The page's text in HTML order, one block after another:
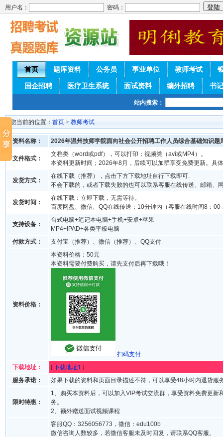
用户名： 密码：
首页 题库资料 公务员 事业单位 教师考试
国企招聘 医疗卫生系统 面试资料 编外招聘 书
站内搜索：
您当前的位置： 首页 > 教师考试
资料名称： 2026年温州技师学院面向社会公开招聘工作人员综合基础知识题
文件格式：
文档类（word或pdf），可以打印；视频类（avi或MP4）。
本资料更新时间；2026年8月，后续可以加群享受免费更新。具
发货方式：
在线下载（推荐），点击下方下载地址自行下载即可.
不会下载的，或者下载失败的也可以联系客服在线传送、邮箱、
发货时间：
在线下载：立即下载，无需等待。
百度网盘、微信、QQ在线传送：10分钟内（客服在线时间8：
支持设备：
台式电脑+笔记本电脑+手机+安卓+苹果
MP4+IPAD+各类平板电脑
付款方式：
支付宝（推荐）、微信（推荐）、QQ支付
资料价格：
本资料价格：50元
本资料需要付费购买，请先支付后再下载哦！
扫码支付
下载地址：
[下载地址1 ]
服务承诺：
如果下载的资料和页面目录描述不符，可以享受48小时内退货服
限时特惠：
1、购买本资料后，可以加入VIP考试交流群，享受资料免费更新
务。
2、额外赠送面试视频课程
客服QQ：3256056773，微信：edu100b
微信咨询人数较多，若微信客服未及时回复，请联系QQ客服。